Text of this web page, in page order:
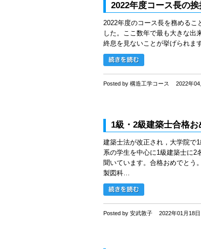
2022年度コース長の挨
2022年度のコース長を務める
した。ここ数年で最も大きな出
終息を見ないことが挙げられま
Posted by 構造工学コース 2022年
1級・2級建築士合格お
建築士法が改正され，大学院で
系の学生を中心に1級建築士に2
聞いています。合格おめでとう
製図科…
Posted by 安武敦子 2022年01月18